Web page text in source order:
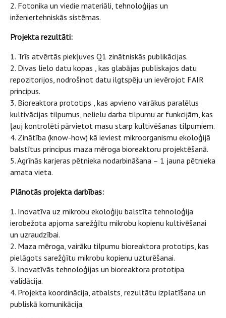
2. Fotonika un viedie materiāli, tehnoloģijas un
inženiertehniskās sistēmas.
Projekta rezultāti:
1. Trīs atvērtās piekļuves Q1 zinātniskās publikācijas.
2. Divas lielo datu kopas , kas glabājas publiskajos datu
repozitorijos, nodrošinot datu ilgtspēju un ievērojot FAIR
principus.
3. Bioreaktora prototips , kas apvieno vairākus paralēlus
kultivācijas tilpumus, nelielu darba tilpumu ar funkcijām, kas
ļauj kontrolēti pārvietot masu starp kultivēšanas tilpumiem.
4. Zinātība (know-how) kā ieviest mikroorganismu ekoloģijā
balstītus principus maza mēroga bioreaktoru projektēšanā.
5. Agrīnās karjeras pētnieka nodarbināšana – 1 jauna pētnieka
amata vieta.
Plānotās projekta darbības:
1. Inovatīva uz mikrobu ekoloģiju balstīta tehnoloģija
ierobežota apjoma sarežģītu mikrobu kopienu kultivēšanai
un uzraudzībai.
2. Maza mēroga, vairāku tilpumu bioreaktora prototips, kas
pielāgots sarežģītu mikrobu kopienu uzturēšanai.
3. Inovatīvās tehnoloģijas un bioreaktora prototipa
validācija.
4. Projekta koordinācija, atbalsts, rezultātu izplatīšana un
publiskā komunikācija.